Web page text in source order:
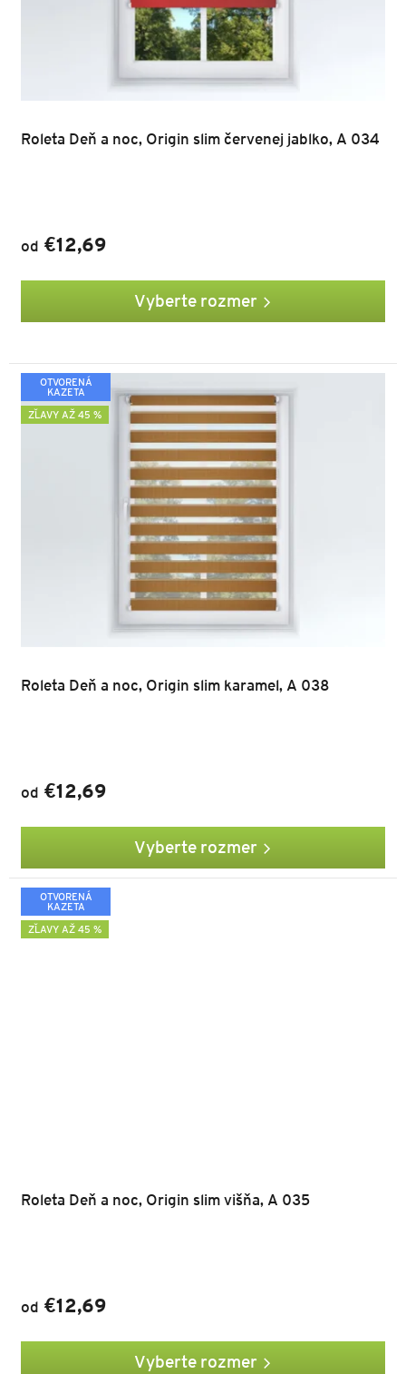
Roleta Deň a noc, Origin slim červenej jablko, A 034
od €12,69
Vyberte rozmer
OTVORENÁ
KAZETA
ZĽAVY AŽ 45 %
Roleta Deň a noc, Origin slim karamel, A 038
od €12,69
Vyberte rozmer
OTVORENÁ
KAZETA
ZĽAVY AŽ 45 %
Roleta Deň a noc, Origin slim višňa, A 035
od €12,69
Vyberte rozmer